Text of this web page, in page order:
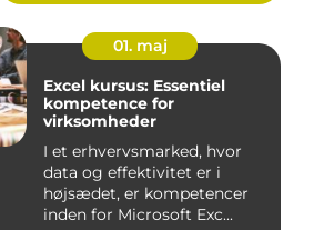
01. maj
Excel kursus: Essentiel
kompetence for
virksomheder
I et erhvervsmarked, hvor
data og effektivitet er i
højsædet, er kompetencer
inden for Microsoft Exc...